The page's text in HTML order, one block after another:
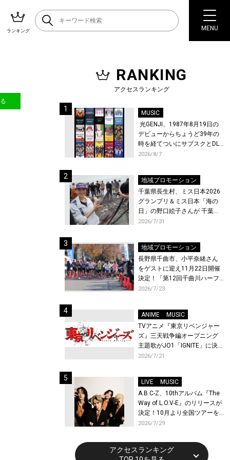
ランキング MENU
RANKING
アクセスランキング
MUSIC
光GENJI、1987年8月19日の
デビューからちょうど39年の
時を経てついにサブスクとDL
配信が解禁！
2026/8/7
地域プロモーション
千葉県長生村、ミス日本2026
グランプリ＆ミス日本「海の
日」の野口絵子さんが 千葉県
唯一の村・長生村で地引網を
2026/7/31
地域プロモーション
長野県千曲市、小平奈緒さん
をゲストに迎え11月22日開催
決定！「第12回千曲川ハーフ
マラソン」エントリー受付開
2026/7/23
ANIME
MUSIC
TVアニメ『東京リベンジャー
ズ』三天戦争編オープニング
主題歌がJO1「IGNITE」に決
定！メンバー全員から喜びと
先行上映会を開催！
2026/7/21
LIVE
MUSIC
A.B.C-Z、10thアルバム『The
Way of L.O.V-E』のリリースが
決定！10月より全国ツアーを
開催！
2026/7/29
アクセスランキング